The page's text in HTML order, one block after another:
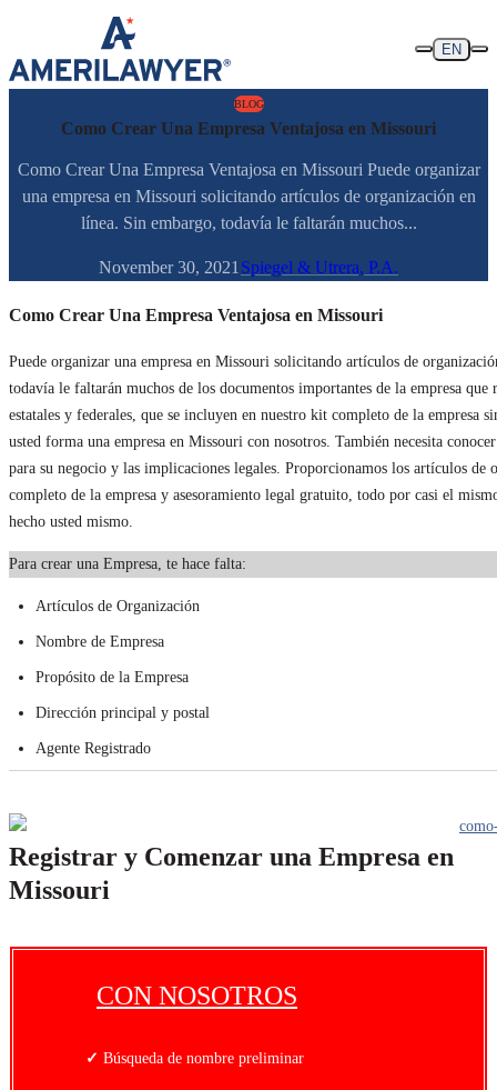
Skip to content
EN
BLOG
Como Crear Una Empresa Ventajosa en Missouri
Como Crear Una Empresa Ventajosa en Missouri Puede organizar
una empresa en Missouri solicitando artículos de organización en
línea. Sin embargo, todavía le faltarán muchos...
November 30, 2021 Spiegel & Utrera, P.A.
Como Crear Una Empresa Ventajosa en Missouri
Puede organizar una empresa en Missouri solicitando artículos de
todavía le faltarán muchos de los documentos importantes de la empresa que
estatales y federales, que se incluyen en nuestro kit completo de la empresa
usted forma una empresa en Missouri con nosotros. También necesita
para su negocio y las implicaciones legales. Proporcionamos los artículos de
completo de la empresa y asesoramiento legal gratuito, todo por casi el
hecho usted mismo.
Para crear una Empresa, te hace falta:
Artículos de Organización
Nombre de Empresa
Propósito de la Empresa
Dirección principal y postal
Agente Registrado
Registrar y Comenzar una Empresa en
Missouri
CON NOSOTROS
✓ Búsqueda de nombre preliminar